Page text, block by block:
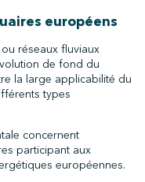
européens
réseaux fluviaux
de fond du
la large applicabilité du
types
concernent
participant aux
européennes.